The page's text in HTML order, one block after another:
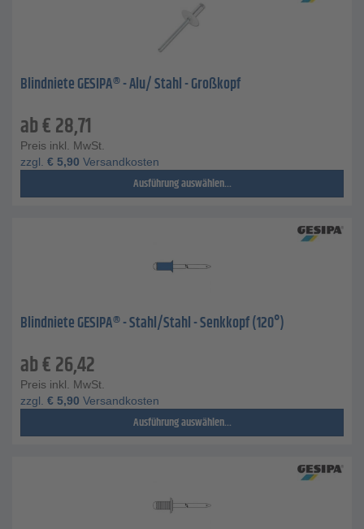
Blindniete GESIPA® - Alu/ Stahl - Großkopf
ab€28,71
Preis inkl. MwSt.
zzgl. € 5,90 Versandkosten
Ausführung auswählen...
Blindniete GESIPA® - Stahl/Stahl - Senkkopf (120°)
ab€26,42
Preis inkl. MwSt.
zzgl. € 5,90 Versandkosten
Ausführung auswählen...